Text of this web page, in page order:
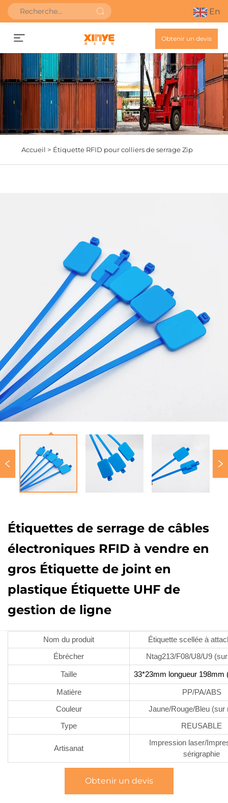
En
Obtenir un devis
Accueil > Étiquette RFID pour colliers de serrage Zip
Étiquettes de serrage de câbles
électroniques RFID à vendre en
gros Étiquette de joint en
plastique Étiquette UHF de
gestion de ligne
Nom du produit
Étiquette scellée à
Ébrécher
Ntag213/F08/U8/U9
Taille 33*23mm longueur 198mm
Matière
PP/PA/ABS
Couleur
Jaune/Rouge/Bleu (sur
Type
REUSABLE
Artisanat
Impression laser/
sérigraphie
Obtenir un devis